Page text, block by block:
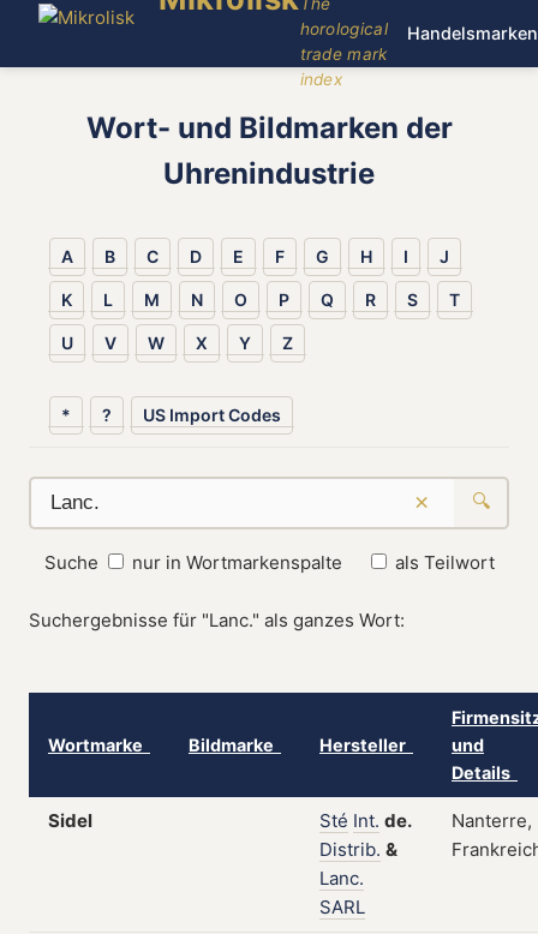
horological
trade mark
index
Handelsmarken
Wort- und Bildmarken der
Uhrenindustrie
A B C D E F G H I J
K L M N O P Q R S T
U V W X Y Z
* ? US Import Codes
× 🔍
Suche nur in Wortmarkenspalte als Teilwort
Suchergebnisse für "Lanc." als ganzes Wort:
Wortmarke Bildmarke Hersteller
und
Details
Sidel Sté Int. de.
Distrib. &
Lanc.
SARL
Nanterre,